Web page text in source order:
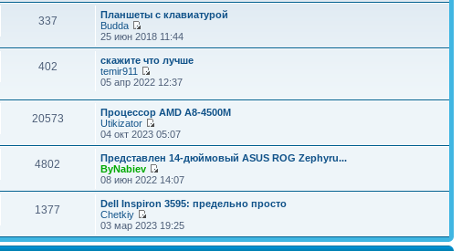
337
Планшеты с клавиатурой
Budda
25 июн 2018 11:44
402
скажите что лучше
temir911
05 апр 2022 12:37
20573
Процессор AMD A8-4500M
Utikizator
04 окт 2023 05:07
4802
Представлен 14-дюймовый ASUS ROG Zephyru...
ByNabiev
08 июн 2022 14:07
1377
Dell Inspiron 3595: предельно просто
Chetkiy
03 мар 2023 19:25